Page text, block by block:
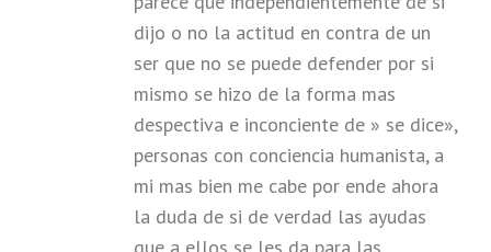
dijo o no la actitud en contra de un
ser que no se puede defender por si
mismo se hizo de la forma mas
despectiva e inconciente de » se dice»,
personas con conciencia humanista, a
mi mas bien me cabe por ende ahora
la duda de si de verdad las ayudas
que a ellos se les da para las